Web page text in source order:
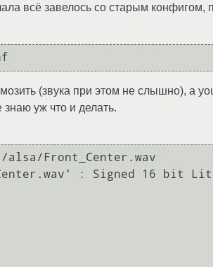
всё завелось со старым конфигом,
(звука при этом не слышно), а
уж что и делать.
Front_Center.wav
: Signed 16 bit